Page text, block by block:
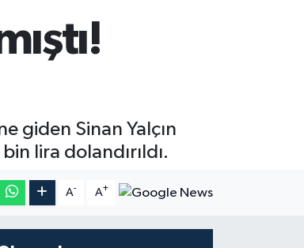
giden Sinan Yalçın
lira dolandırıldı.
A- A+